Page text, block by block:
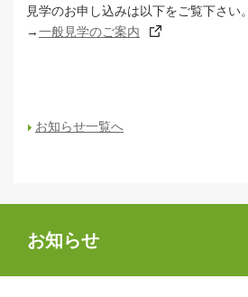
見学のお申し込みは以下をご覧下さい。
→一般見学のご案内
お知らせ一覧へ
お知らせ